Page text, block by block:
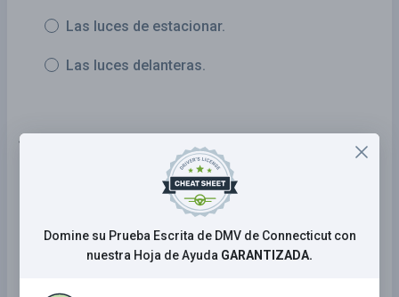
Las luces de estacionar.
Las luces delanteras.
16 . Esta señal indica que el camino más adelante:
Gira de forma brusca a la derecha y
luego a la izquierda.
Se curva hacia la derecha y luego a la
izquierda.
Domine su Prueba Escrita de DMV de Connecticut con
nuestra Hoja de Ayuda GARANTIZADA.